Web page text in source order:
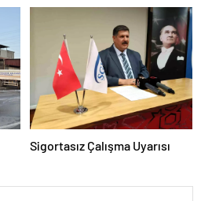
Sigortasız Çalışma Uyarısı